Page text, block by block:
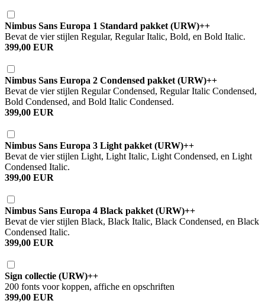
Nimbus Sans Europa 1 Standard pakket (URW)++
Bevat de vier stijlen Regular, Regular Italic, Bold, en Bold Italic.
399,00 EUR
Nimbus Sans Europa 2 Condensed pakket (URW)++
Bevat de vier stijlen Regular Condensed, Regular Italic Condensed,
Bold Condensed, and Bold Italic Condensed.
399,00 EUR
Nimbus Sans Europa 3 Light pakket (URW)++
Bevat de vier stijlen Light, Light Italic, Light Condensed, en Light
Condensed Italic.
399,00 EUR
Nimbus Sans Europa 4 Black pakket (URW)++
Bevat de vier stijlen Black, Black Italic, Black Condensed, en Black
Condensed Italic.
399,00 EUR
Sign collectie (URW)++
200 fonts voor koppen, affiche en opschriften
399,00 EUR